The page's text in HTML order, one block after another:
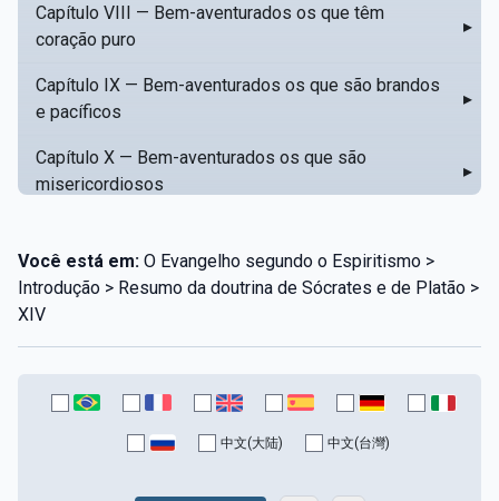
Capítulo VIII — Bem-aventurados os que têm
coração puro
▸
Capítulo IX — Bem-aventurados os que são brandos
e pacíficos
▸
Capítulo X — Bem-aventurados os que são
misericordiosos
▸
Capítulo XII — Amai os vossos inimigos
Capítulo XIII — Não saiba a vossa mão esquerda o
que dê a vossa mão direita
Capítulo XIV — Honrai a vosso pai e a vossa mãe
Capítulo XV — Fora da caridade não há salvação
Você está em: O Evangelho segundo o Espiritismo >
Introdução > Resumo da doutrina de Sócrates e de Platão >
XIV
中文(大陆) 中文(台灣)